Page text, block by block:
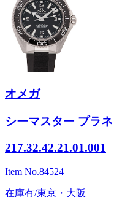
オメガ
シーマスター プラ
217.32.42.21.01.001
Item No.84524
在庫有/東京・大阪